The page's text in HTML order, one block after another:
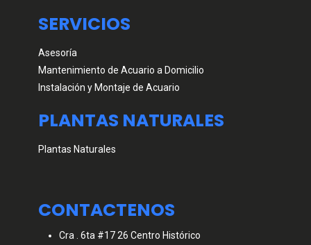
SERVICIOS
Asesoría
Mantenimiento de Acuario a Domicilio
Instalación y Montaje de Acuario
PLANTAS NATURALES
Plantas Naturales
CONTACTENOS
Cra . 6ta #17 26 Centro Histórico